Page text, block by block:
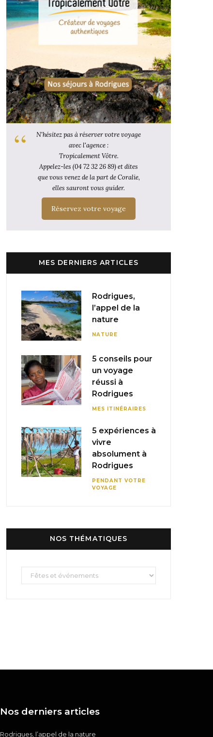
N'hésitez pas à réserver votre voyage
avec l'agence :
Tropicalement Vôtre.
Appelez-les (04 72 32 26 89) et dites
que vous venez de la part de Coralie,
elles sauront vous guider.
Réservez votre voyage
MES DERNIERS ARTICLES
Rodrigues,
l’appel de la
nature
NATURE
5 conseils pour
un voyage
réussi à
Rodrigues
MES ITINÉRAIRES
5 expériences à
vivre
absolument à
Rodrigues
PENDANT VOTRE
VOYAGE
NOS THÉMATIQUES
Nos
thématiques
Nos derniers articles
Rodrigues, l’appel de la nature